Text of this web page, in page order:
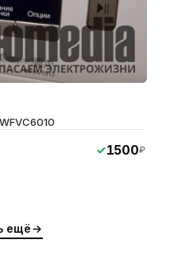
1500₽
ещё